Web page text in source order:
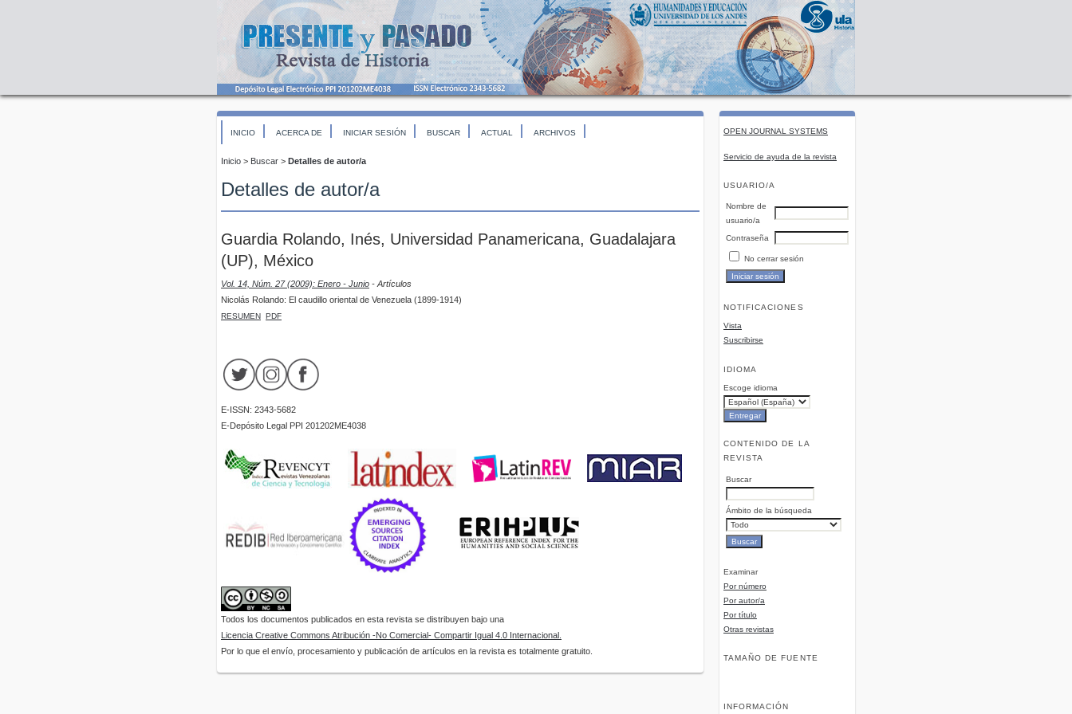
OPEN JOURNAL SYSTEMS
Servicio de ayuda de la revista
USUARIO/A
Nombre de
usuario/a
Contraseña
No cerrar sesión
NOTIFICACIONES
Vista
Suscribirse
IDIOMA
Escoge idioma
CONTENIDO DE LA
REVISTA
Buscar
Ámbito de la búsqueda
Examinar
Por número
Por autor/a
Por título
Otras revistas
TAMAÑO DE FUENTE
INFORMACIÓN
INICIO ACERCA DE INICIAR SESIÓN BUSCAR ACTUAL ARCHIVOS
Inicio > Buscar > Detalles de autor/a
Detalles de autor/a
Guardia Rolando, Inés, Universidad Panamericana, Guadalajara
(UP), México
Vol. 14, Núm. 27 (2009): Enero - Junio - Artículos
Nicolás Rolando: El caudillo oriental de Venezuela (1899-1914)
RESUMEN PDF
E-ISSN: 2343-5682
E-Depósito Legal PPI 201202ME4038
Todos los documentos publicados en esta revista se distribuyen bajo una
Licencia Creative Commons Atribución -No Comercial- Compartir Igual 4.0 Internacional.
Por lo que el envío, procesamiento y publicación de artículos en la revista es totalmente gratuito.